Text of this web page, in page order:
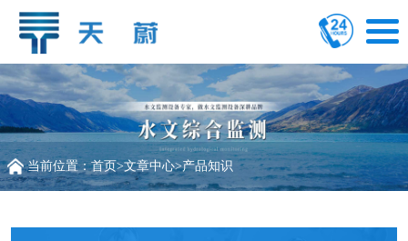
当前位置：首页>文章中心>产品知识